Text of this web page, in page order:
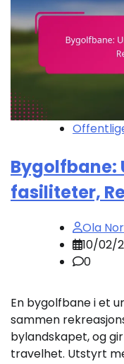
Bygolfbane:
fasiliteter,
Ola
10/02/
0
En bygolfbane i et
sammen
bylandskapet, og
travelhet. Utstyrt